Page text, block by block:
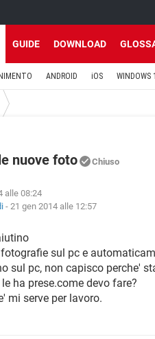
GUIDE DOWNLOAD
ANDROID iOS WINDOWS
nuove foto Chiuso
alle 08:24
- 21 gen 2014 alle 12:57
sul pc e
sul pc, non capisco perche'
ha prese.come devo fare?
mi serve per lavoro.